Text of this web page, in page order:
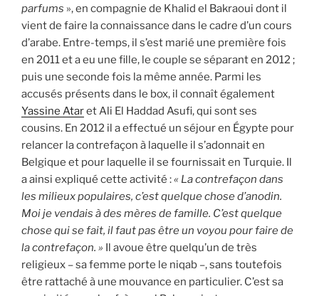
parfums », en compagnie de Khalid el Bakraoui dont il
vient de faire la connaissance dans le cadre d’un cours
d’arabe. Entre-temps, il s’est marié une première fois
en 2011 et a eu une fille, le couple se séparant en 2012 ;
puis une seconde fois la même année. Parmi les
accusés présents dans le box, il connaît également
Yassine Ataret Ali El Haddad Asufi, qui sont ses
cousins. En 2012 il a effectué un séjour en Égypte pour
relancer la contrefaçon à laquelle il s’adonnait en
Belgique et pour laquelle il se fournissait en Turquie. Il
a ainsi expliqué cette activité :« La contrefaçon dans
les milieux populaires, c’est quelque chose d’anodin.
Moi je vendais à des mères de famille. C’est quelque
chose qui se fait, il faut pas être un voyou pour faire de
la contrefaçon. »
Il avoue être quelqu’un de très
religieux – sa femme porte le niqab –, sans toutefois
être rattaché à une mouvance en particulier. C’est sa